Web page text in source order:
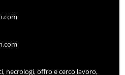
necrologi, offro e cerco lavoro,